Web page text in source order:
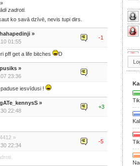
zadroti.
ko savā dzīvē, nevis tupi dirs.
»
01:55
-1
pff get a life bitches D
»
23:36
iesvīdusi !
»
22:48
+3
»
22:34
-5